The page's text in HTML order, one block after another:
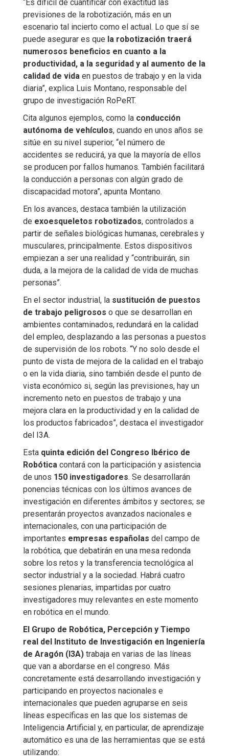
“Es difícil de cuantificar con exactitud las
previsiones de la robotización, más en un
escenario tal incierto como el actual. Lo que sí se
puede asegurar es que la robotización traerá
numerosos beneficios en cuanto a la
productividad, a la seguridad y al aumento de la
calidad de vida en puestos de trabajo y en la vida
diaria”, explica Luis Montano, responsable del
grupo de investigación RoPeRT.
Cita algunos ejemplos, como la conducción
autónoma de vehículos, cuando en unos años se
sitúe en su nivel superior, “el número de
accidentes se reducirá, ya que la mayoría de ellos
se producen por fallos humanos. También facilitará
la conducción a personas con algún grado de
discapacidad motora”, apunta Montano.
En los avances, destaca también la utilización
de exoesqueletos robotizados, controlados a
partir de señales biológicas humanas, cerebrales y
musculares, principalmente. Estos dispositivos
empiezan a ser una realidad y “contribuirán, sin
duda, a la mejora de la calidad de vida de muchas
personas”.
En el sector industrial, la sustitución de puestos
de trabajo peligrosos o que se desarrollan en
ambientes contaminados, redundará en la calidad
del empleo, desplazando a las personas a puestos
de supervisión de los robots. “Y no solo desde el
punto de vista de mejora de la calidad en el trabajo
o en la vida diaria, sino también desde el punto de
vista económico si, según las previsiones, hay un
incremento neto en puestos de trabajo y una
mejora clara en la productividad y en la calidad de
los productos fabricados”, destaca el investigador
del I3A.
Esta quinta edición del Congreso Ibérico de
Robótica contará con la participación y asistencia
de unos 150 investigadores. Se desarrollarán
ponencias técnicas con los últimos avances de
investigación en diferentes ámbitos y sectores; se
presentarán proyectos avanzados nacionales e
internacionales, con una participación de
importantes empresas españolas del campo de
la robótica, que debatirán en una mesa redonda
sobre los retos y la transferencia tecnológica al
sector industrial y a la sociedad. Habrá cuatro
sesiones plenarias, impartidas por cuatro
investigadores muy relevantes en este momento
en robótica en el mundo.
El Grupo de Robótica, Percepción y Tiempo
real del Instituto de Investigación en Ingeniería
de Aragón (I3A) trabaja en varias de las líneas
que van a abordarse en el congreso. Más
concretamente está desarrollando investigación y
participando en proyectos nacionales e
internacionales que pueden agruparse en seis
líneas específicas en las que los sistemas de
Inteligencia Artificial y, en particular, de aprendizaje
automático es una de las herramientas que se está
utilizando: